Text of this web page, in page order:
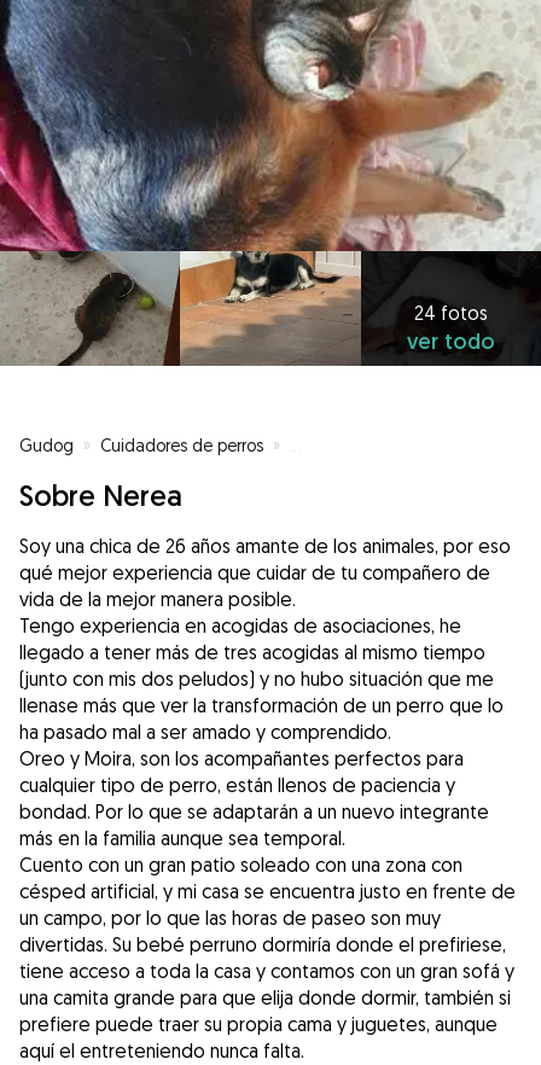
24 fotos
ver todo
Gudog » Cuidadores de perros »
Sobre Nerea
Soy una chica de 26 años amante de los animales, por eso
qué mejor experiencia que cuidar de tu compañero de
vida de la mejor manera posible.
Tengo experiencia en acogidas de asociaciones, he
llegado a tener más de tres acogidas al mismo tiempo
(junto con mis dos peludos) y no hubo situación que me
llenase más que ver la transformación de un perro que lo
ha pasado mal a ser amado y comprendido.
Oreo y Moira, son los acompañantes perfectos para
cualquier tipo de perro, están llenos de paciencia y
bondad. Por lo que se adaptarán a un nuevo integrante
más en la familia aunque sea temporal.
Cuento con un gran patio soleado con una zona con
césped artificial, y mi casa se encuentra justo en frente de
un campo, por lo que las horas de paseo son muy
divertidas. Su bebé perruno dormiría donde el prefiriese,
tiene acceso a toda la casa y contamos con un gran sofá y
una camita grande para que elija donde dormir, también si
prefiere puede traer su propia cama y juguetes, aunque
aquí el entreteniendo nunca falta.